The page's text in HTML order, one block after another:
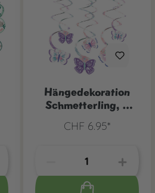
Hängedekoration
Schmetterling, 6
CHF 6.95*